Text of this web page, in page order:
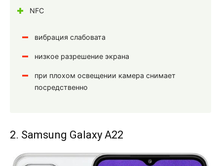
NFC
вибрация слабовата
низкое разрешение экрана
при плохом освещении камера снимает
посредственно
2. Samsung Galaxy A22